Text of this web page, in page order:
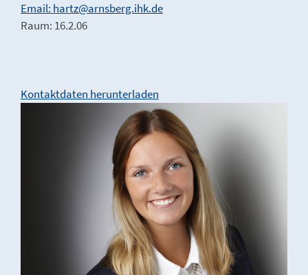
Email: hartz@arnsberg.ihk.de
Raum: 16.2.06
Kontaktdaten herunterladen